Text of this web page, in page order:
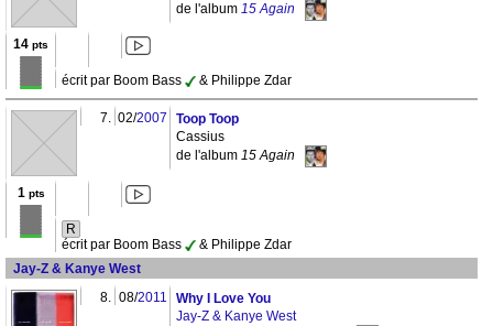
de l'album 15 Again
14 pts
écrit par Boom Bass & Philippe Zdar
7. 02/2007
Toop Toop
Cassius
de l'album 15 Again
1 pts
R
écrit par Boom Bass
& Philippe Zdar
Jay-Z & Kanye West
8. 08/2011
Why I Love You
Jay-Z & Kanye West